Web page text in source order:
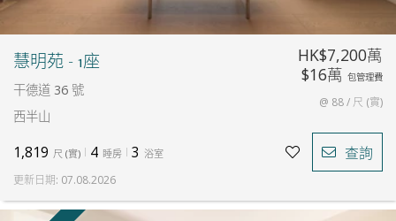
慧明苑 - 1座
干德道 36 號
西半山
HK$7,200萬
$16萬 包管理費
@ 88 / 尺 (實)
1,819 尺 (實) 4 睡房 3 浴室 查詢
更新日期: 07.08.2026